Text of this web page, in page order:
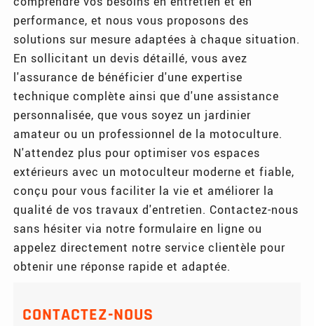
performance, et nous vous proposons des
solutions sur mesure adaptées à chaque situation.
En sollicitant un devis détaillé, vous avez
l'assurance de bénéficier d'une expertise
technique complète ainsi que d'une assistance
personnalisée, que vous soyez un jardinier
amateur ou un professionnel de la motoculture.
N'attendez plus pour optimiser vos espaces
extérieurs avec un motoculteur moderne et fiable,
conçu pour vous faciliter la vie et améliorer la
qualité de vos travaux d'entretien. Contactez-nous
sans hésiter via notre formulaire en ligne ou
appelez directement notre service clientèle pour
obtenir une réponse rapide et adaptée.
CONTACTEZ-NOUS